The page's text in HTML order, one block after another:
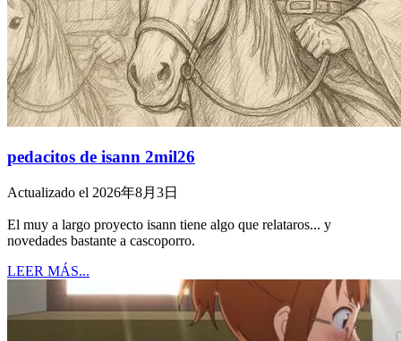
pedacitos de isann 2mil26
Actualizado el 2026年8月3日
El muy a largo proyecto isann tiene algo que relataros... y
novedades bastante a cascoporro.
LEER MÁS...